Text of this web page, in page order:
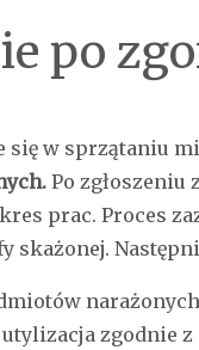
po
w sprzątaniu
Po zgłoszeniu
prac. Proces
skażonej.
zgodnie